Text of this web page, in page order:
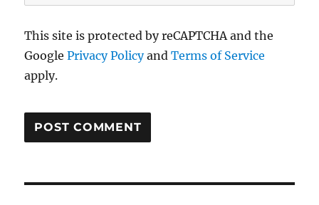
This site is protected by reCAPTCHA and the
GooglePrivacy PolicyandTerms of Service
apply.